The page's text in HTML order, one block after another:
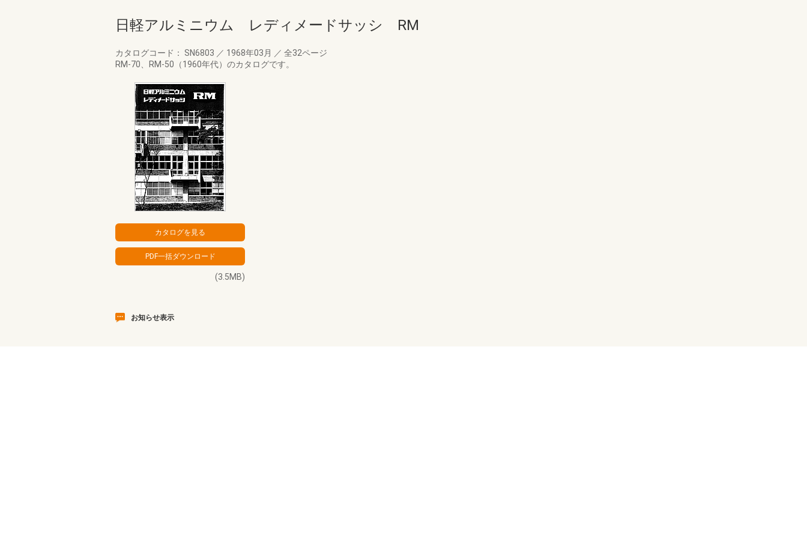
日軽アルミニウム レディメードサッシ RM
カタログコード： SN6803 ／ 1968年03月 ／ 全32ページ
RM-70、RM-50（1960年代）のカタログです。
(3.5MB)
お知らせ表示